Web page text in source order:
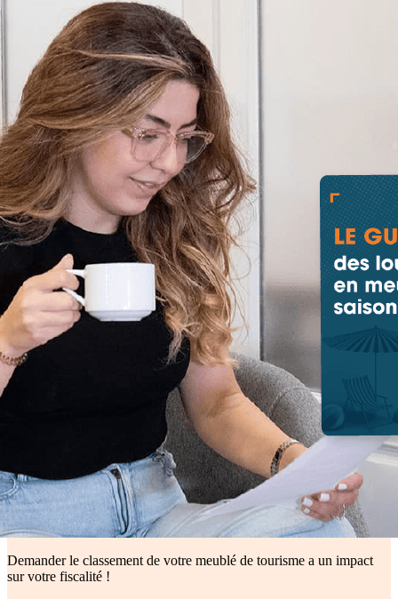
Demander le classement de votre meublé de tourisme a un impact
sur votre fiscalité !